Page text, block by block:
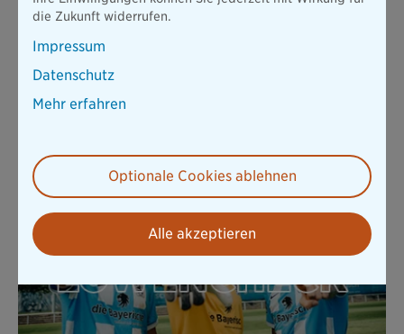
DER LÖWEN-SCHUTZ
Mehr erfahren
die Zukunft widerrufen.
Impressum
Datenschutz
Mehr erfahren
Optionale Cookies ablehnen
Alle akzeptieren